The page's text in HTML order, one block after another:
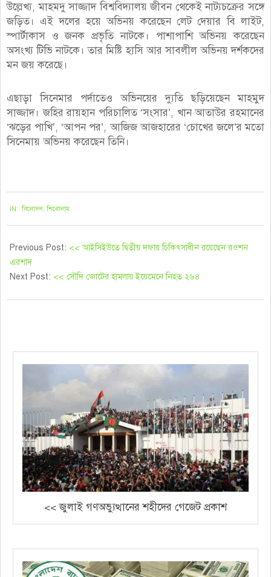
উল্লেখ্য, মাহমদু সাজ্জাদ বিশ্ববিদ্যালয় জীবন থেকেই নাট্যচক্রের সঙ্গে
জড়িত। এই দলের হয়ে অভিনয় করেছেন লেট দেয়ার বি লাইট,
স্পার্টাকাস ও জনক প্রভৃতি নাটকে। পাশাপাশি অভিনয় করেছেন
অসংখ্য টিভি নাটকে। তার মিষ্টি হাসি আর সাবলীল অভিনয় দর্শকদের
মন জয় করেছে।
এছাড়া সিনেমার পর্দাতেও অভিনয়ের দ্যুতি ছড়িয়েছেন মাহমুদ
সাজ্জাদ। জহির রায়হান পরিচালিত ‘সংসার’, খান আতাউর রহমানের
‘ঝড়ের পাখি’, ‘আপন পর’, আজিজ আজহারের ‘চোখের জলে’র মতো
সিনেমায় অভিনয় করেছেন তিনি।
IN: বিনোদন,শিরোনাম
Previous Post: << আইসিইউতে দ্বিতীয় দফায় চিকিৎসাধীন রয়েছেন রওশন
এরশাদ
Next Post: << সৌদি জোটের হামলায় ইয়েমেনে নিহত ২৬৪
<< জুলাই গণঅভ্যুত্থানের শহীদের গেজেট প্রকাশ